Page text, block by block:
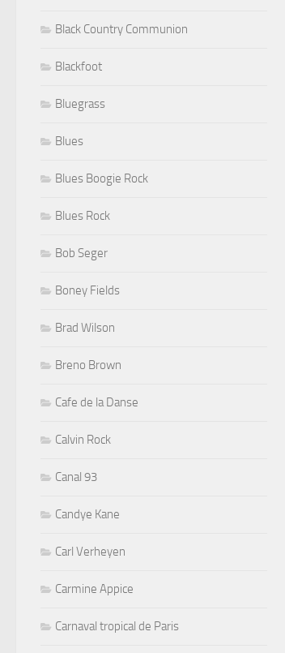
Black Country Communion
Blackfoot
Bluegrass
Blues
Blues Boogie Rock
Blues Rock
Bob Seger
Boney Fields
Brad Wilson
Breno Brown
Cafe de la Danse
Calvin Rock
Canal 93
Candye Kane
Carl Verheyen
Carmine Appice
Carnaval tropical de Paris